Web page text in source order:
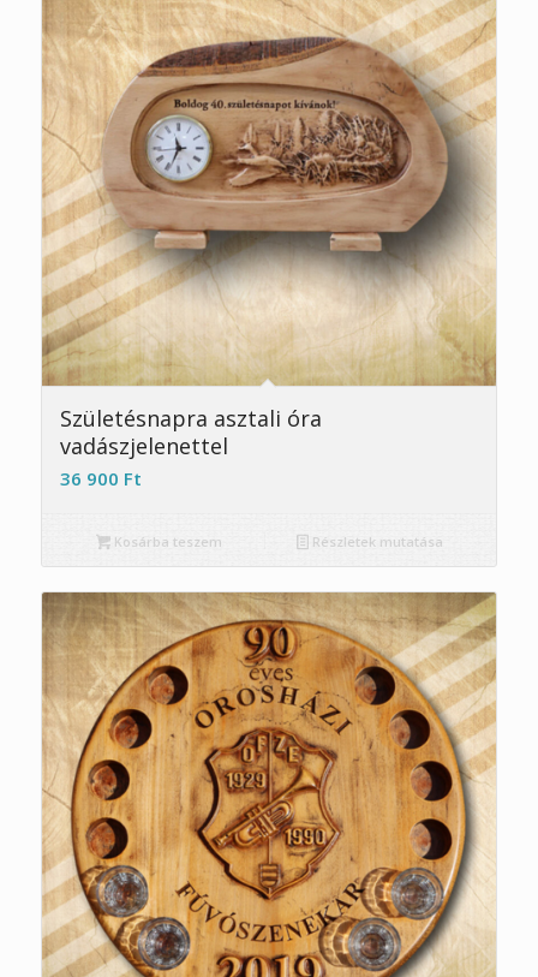
5.00
Születésnapra asztali óra
vadászjelenettel
36 900 Ft
Kosárba teszem Részletek mutatása